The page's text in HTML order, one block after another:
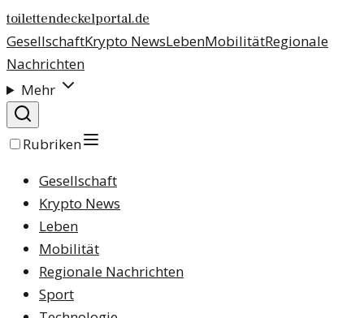
toilettendeckelportal.de
GesellschaftKrypto NewsLebenMobilitätRegionale
Nachrichten
Mehr
Rubriken
Gesellschaft
Krypto News
Leben
Mobilität
Regionale Nachrichten
Sport